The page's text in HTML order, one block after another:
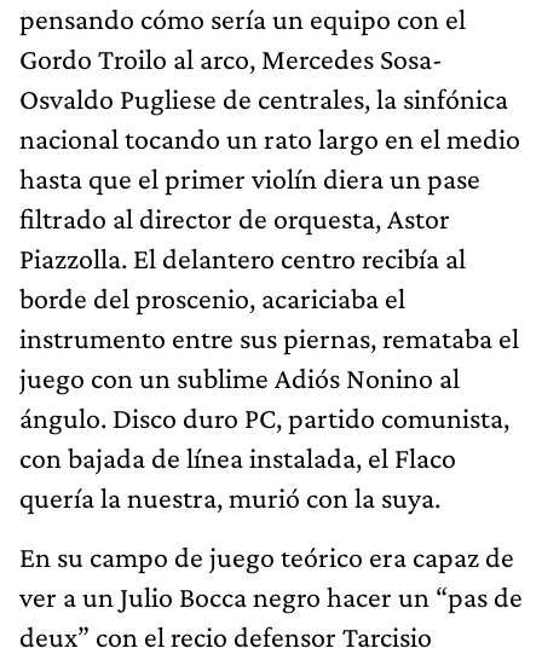
pensando cómo sería un equipo con el
Gordo Troilo al arco, Mercedes Sosa-
Osvaldo Pugliese de centrales, la sinfónica
nacional tocando un rato largo en el medio
hasta que el primer violín diera un pase
filtrado al director de orquesta, Astor
Piazzolla. El delantero centro recibía al
borde del proscenio, acariciaba el
instrumento entre sus piernas, remataba el
juego con un sublime Adiós Nonino al
ángulo. Disco duro PC, partido comunista,
con bajada de línea instalada, el Flaco
quería la nuestra, murió con la suya.
En su campo de juego teórico era capaz de
ver a un Julio Bocca negro hacer un “pas de
deux” con el recio defensor Tarcisio